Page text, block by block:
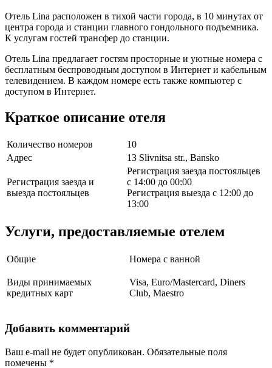
Отель Lina расположен в тихой части города, в 10 минутах от
центра города и станции главного гондольного подъемника.
К услугам гостей трансфер до станции.
Отель Lina предлагает гостям просторные и уютные номера с
бесплатным беспроводным доступом в Интернет и кабельным
телевидением. В каждом номере есть также компьютер с
доступом в Интернет.
Краткое описание отеля
Количество номеров
10
Адрес
13 Slivnitsa str., Bansko
Регистрация заезда и
выезда постояльцев
Регистрация заезда постояльцев
с 14:00 до 00:00
Регистрация выезда с 12:00 до
13:00
Услуги, предоставляемые отелем
Общие Номера с ванной
Виды принимаемых
кредитных карт
Visa, Euro/Mastercard, Diners
Club, Maestro
Добавить комментарий
Ваш e-mail не будет опубликован. Обязательные поля
помечены *